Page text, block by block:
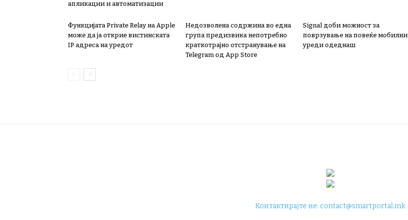
апликации и автоматизации
Функцијата Private Relay на Apple
може да ја открие вистинската
IP адреса на уредот
Недозволена содржина во една
група предизвика непотребно
краткотрајно отстранување на
Telegram од App Store
Signal доби можност за
поврзување на повеќе мобилни
уреди одеднаш
Контактирајте не:contact@smartportal.mk